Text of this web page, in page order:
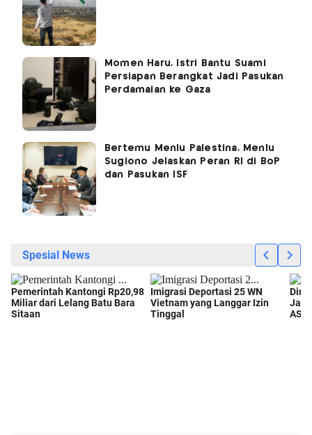
Momen Haru, Istri Bantu Suami
Persiapan Berangkat Jadi Pasukan
Perdamaian ke Gaza
Bertemu Menlu Palestina, Menlu
Sugiono Jelaskan Peran RI di BoP
dan Pasukan ISF